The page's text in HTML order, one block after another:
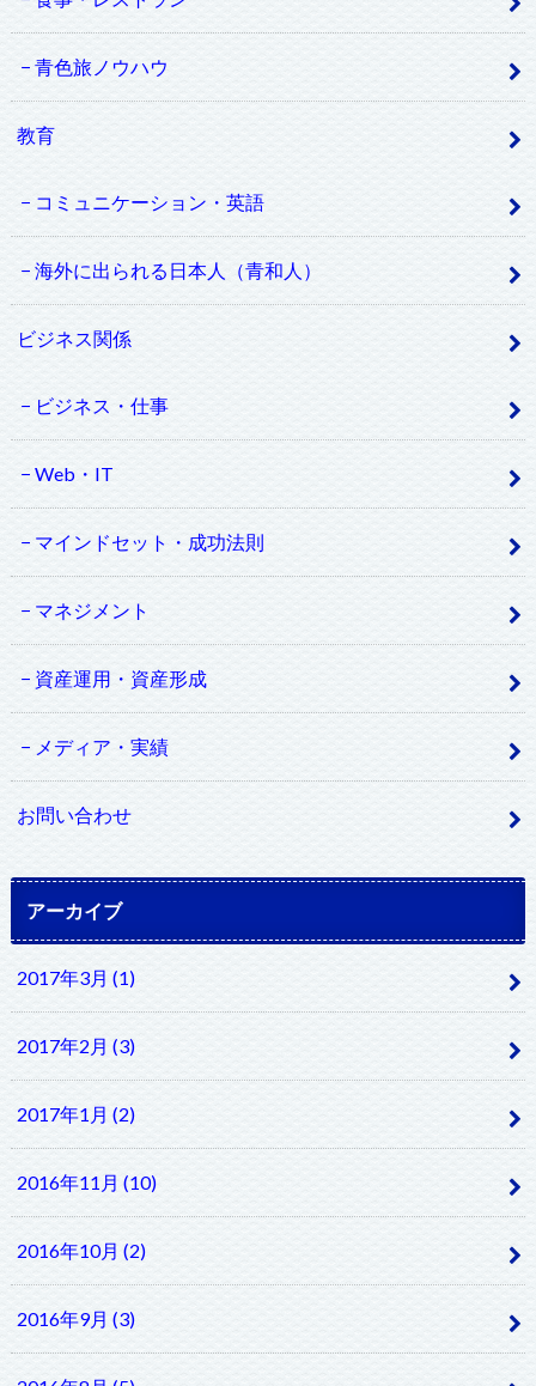
青色旅ノウハウ
教育
コミュニケーション・英語
海外に出られる日本人（青和人）
ビジネス関係
ビジネス・仕事
Web・IT
マインドセット・成功法則
マネジメント
資産運用・資産形成
メディア・実績
お問い合わせ
アーカイブ
2017年3月 (1)
2017年2月 (3)
2017年1月 (2)
2016年11月 (10)
2016年10月 (2)
2016年9月 (3)